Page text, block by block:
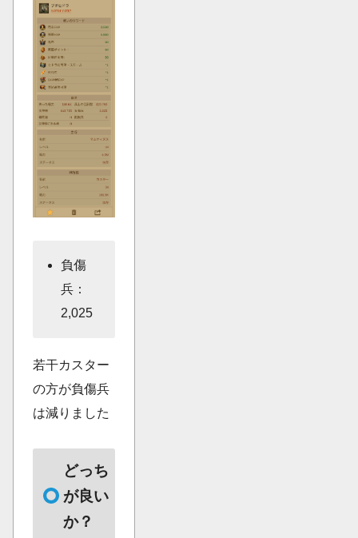
負傷
兵：
2,025
若干カスター
の方が負傷兵
は減りました
どっち
が良い
か？